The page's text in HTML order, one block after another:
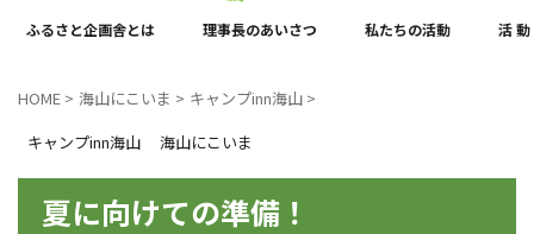
ふるさと企画舎とは 理事長のあいさつ 私たちの活動 活 動
HOME > 海山にこいま > キャンプinn海山 >
キャンプinn海山
海山にこいま
夏に向けての準備！